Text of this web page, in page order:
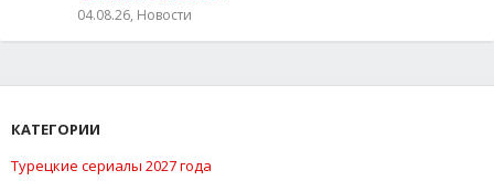
04.08.26, Новости
КАТЕГОРИИ
Турецкие сериалы 2027 года